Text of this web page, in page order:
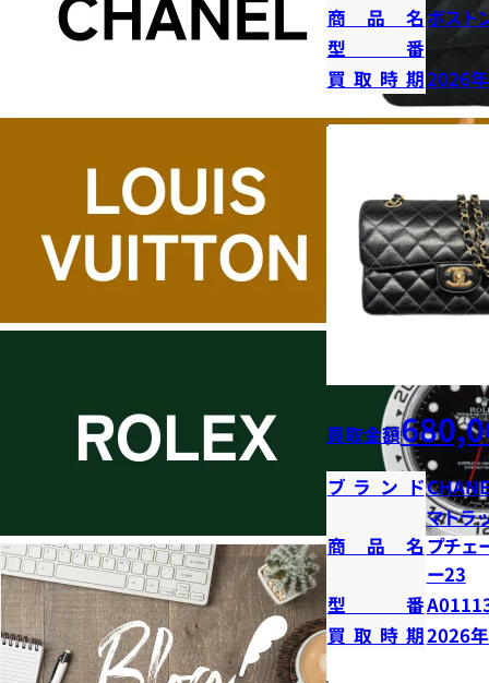
商品名ボスト
型番
買取時期2026
買取金額
ブランド
商品名
マトラ
プチェ
ー23
型番
買取時期2026